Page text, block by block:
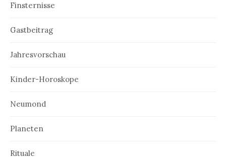
Finsternisse
Gastbeitrag
Jahresvorschau
Kinder-Horoskope
Neumond
Planeten
Rituale